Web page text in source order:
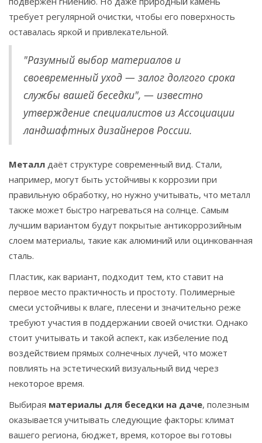
требует регулярной очистки, чтобы его поверхность
оставалась яркой и привлекательной.
"Разумный выбор материалов и
своевременный уход — залог долгого срока
службы вашей беседки", — известно
утверждение специалистов из Ассоциации
ландшафтных дизайнеров России.
Металл даёт структуре современный вид. Стали,
например, могут быть устойчивы к коррозии при
правильную обработку, но нужно учитывать, что металл
также может быстро нагреваться на солнце. Самым
лучшим вариантом будут покрытые антикоррозийным
слоем материалы, такие как алюминий или оцинкованная
сталь.
Пластик, как вариант, подходит тем, кто ставит на
первое место практичность и простоту. Полимерные
смеси устойчивы к влаге, плесени и значительно реже
требуют участия в поддержании своей очистки. Однако
стоит учитывать и такой аспект, как избеление под
воздействием прямых солнечных лучей, что может
повлиять на эстетический визуальный вид через
некоторое время.
Выбирая материалы для беседки на даче, полезным
оказывается учитывать следующие факторы: климат
вашего региона, бюджет, время, которое вы готовы